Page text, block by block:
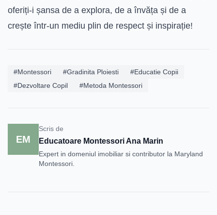
oferiți-i șansa de a explora, de a învăța și de a
crește într-un mediu plin de respect și inspirație!
#Montessori #Gradinita Ploiesti
#Educatie Copii
#Dezvoltare Copil
#Metoda Montessori
EM
Scris de
Educatoare Montessori Ana Marin
Expert in domeniul imobiliar si contributor la Maryland
Montessori.